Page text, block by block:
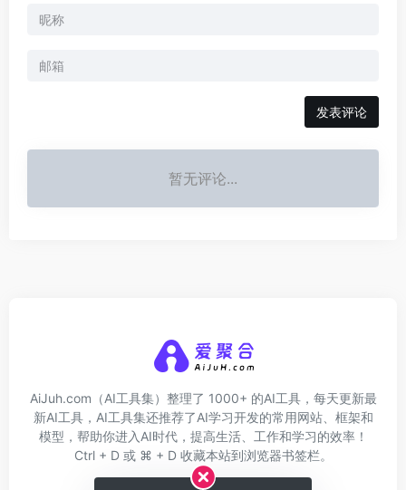
发表评论
暂无评论...
AiJuh.com（AI工具集）整理了 1000+ 的AI工具，每天更新最
新AI工具，AI工具集还推荐了AI学习开发的常用网站、框架和
模型，帮助你进入AI时代，提高生活、工作和学习的效率！
Ctrl + D 或 ⌘ + D 收藏本站到浏览器书签栏。